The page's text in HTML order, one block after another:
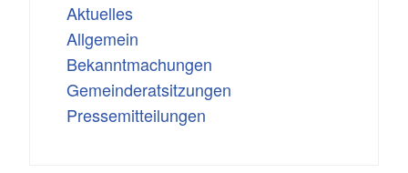
Aktuelles
Allgemein
Bekanntmachungen
Gemeinderatsitzungen
Pressemitteilungen